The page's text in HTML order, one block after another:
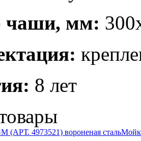
чаши, мм:
8 лет